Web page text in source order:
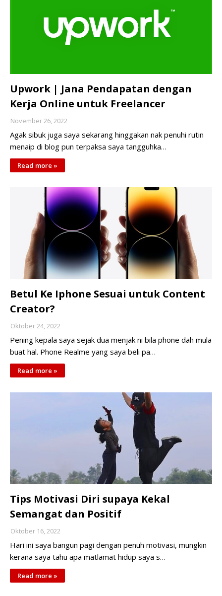
Upwork | Jana Pendapatan dengan
Kerja Online untuk Freelancer
November 26, 2022
Agak sibuk juga saya sekarang hinggakan nak penuhi rutin
menaip di blog pun terpaksa saya tangguhka…
Read more »
Betul Ke Iphone Sesuai untuk Content
Creator?
Oktober 24, 2022
Pening kepala saya sejak dua menjak ni bila phone dah mula
buat hal. Phone Realme yang saya beli pa…
Read more »
Tips Motivasi Diri supaya Kekal
Semangat dan Positif
Oktober 16, 2022
Hari ini saya bangun pagi dengan penuh motivasi, mungkin
kerana saya tahu apa matlamat hidup saya s…
Read more »